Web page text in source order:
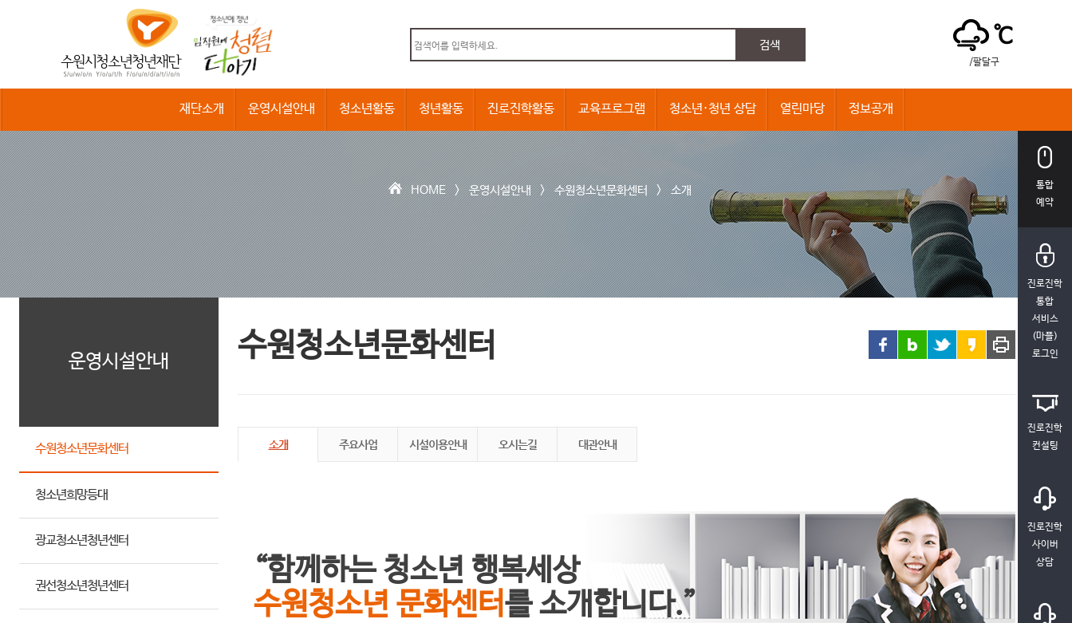
청
소
년
년
재
단
℃
/팔달구
재단소개 운영시설안내 청소년활동 청년활동 진로진학활동 교육프로그램 청소년·청년 상담 열린마당 정보공개
HOME >운영시설안내>수원청소년문화센터>소개
운영시설안내
수원청소년문화센터
청소년희망등대
광교청소년청년센터
권선청소년청년센터
수원청소년문화센터
소개 주요사업 시설이용안내 오시는길 대관안내
“함께하는 청소년 행복세상
수원청소년 문화센터를 소개합니다.”
통합
예약
진로진학
통합
서비스
(마플)
로그인
진로진학
컨설팅
진로진학
사이버
상담